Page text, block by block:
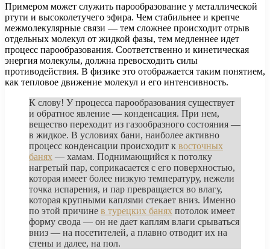
Примером может служить парообразование у металлической
ртути и высоколетучего эфира. Чем стабильнее и крепче
межмолекулярные связи — тем сложнее происходит отрыв
отдельных молекул от жидкой фазы, тем медленнее идет
процесс парообразования. Соответственно и кинетическая
энергия молекулы, должна превосходить силы
противодействия. В физике это отображается таким понятием,
как тепловое движение молекул и его интенсивность.
К слову! У процесса парообразования существует
и обратное явление — конденсация. При нем,
вещество переходит из газообразного состояния —
в жидкое. В условиях бани, наиболее активно
процесс конденсации происходит к восточных
банях — хамам. Поднимающийся к потолку
нагретый пар, соприкасается с его поверхностью,
которая имеет более низкую температуру, нежели
точка испарения, и пар превращается во влагу,
которая крупными каплями стекает вниз. Именно
по этой причине в турецких банях потолок имеет
форму свода — он не дает каплям влаги срываться
вниз — на посетителей, а плавно отводит их на
стены и далее, на пол.